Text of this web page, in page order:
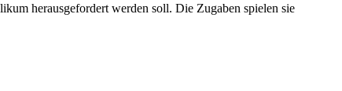
herausgefordert werden soll. Die Zugaben spielen sie